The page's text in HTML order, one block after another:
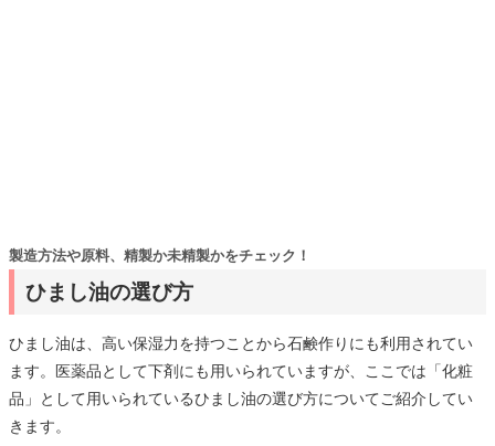
ひまし油の選び方
製造方法や原料、精製か未精製かをチェック！
ひまし油は、高い保湿力を持つことから石鹸作りにも利用されてい
ます。医薬品として下剤にも用いられていますが、ここでは「化粧
品」として用いられているひまし油の選び方についてご紹介してい
きます。